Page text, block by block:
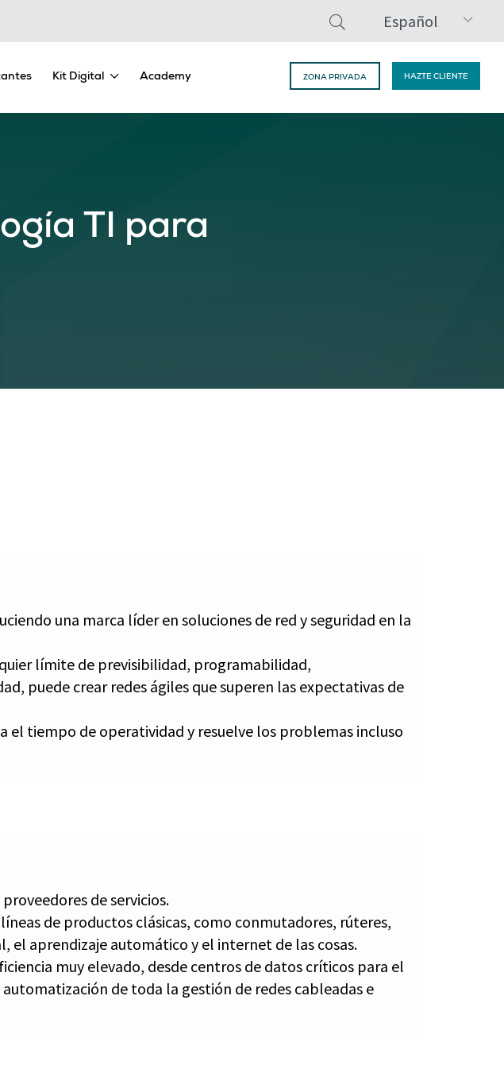
Español
Kit Digital Academy ZONA PRIVADA HAZTE CLIENTE
TI para
una marca líder en soluciones de red y seguridad en la
límite de previsibilidad, programabilidad,
puede crear redes ágiles que superen las expectativas de
tiempo de operatividad y resuelve los problemas incluso
de servicios.
de productos clásicas, como conmutadores, rúteres,
el aprendizaje automático y el internet de las cosas.
muy elevado, desde centros de datos críticos para el
de toda la gestión de redes cableadas e